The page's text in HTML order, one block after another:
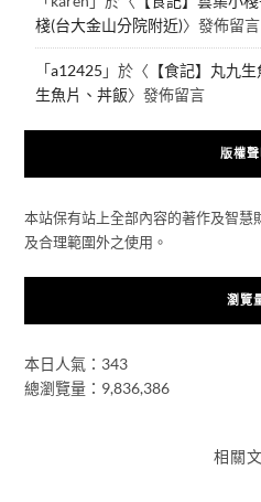
棧(台大金山分院附近)〉發佈留言
「a12425 」於〈 【食記】丸九
生魚片、丼飯〉發佈留言
版權聲
本站保有站上全部內容的著作及智慧
及合理範圍外之使用。
瀏覽
本日人氣：343
總瀏覽量：9,836,386
相關